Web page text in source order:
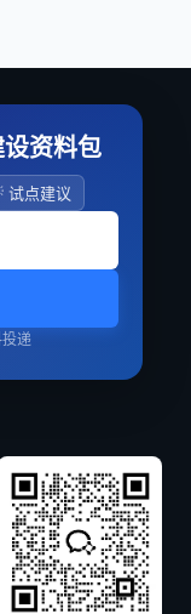
资料包
试点建议
递